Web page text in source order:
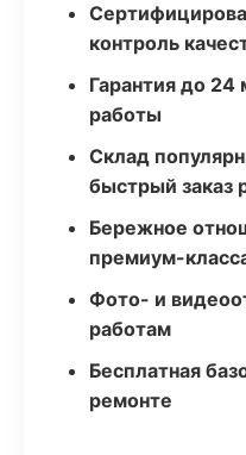
контроль
Гарантия до 24
работы
Склад
быстрый заказ
Бережное
премиум-
Фото- и
работам
Бесплатная
ремонте